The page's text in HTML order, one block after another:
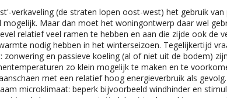
verkaveling (de straten lopen oost-west) het gebruik van
Maar dan moet het woningontwerp daar wel
relatief veel ramen te hebben en aan die zijde ook de
nodig hebben in het winterseizoen. Tegelijkertijd
zonwering en passieve koeling (al of niet uit de bodem)
zo klein mogelijk te maken en te
met een relatief hoog energieverbruik als gevolg.
microklimaat: beperk bijvoorbeeld windhinder en